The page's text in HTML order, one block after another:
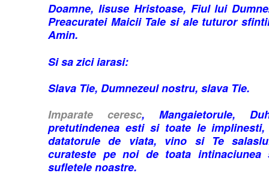
Doamne, Iisuse Hristoase, Fiul lui
Preacuratei Maicii Tale si ale tuturor
Amin.
Si sa zici iarasi:
Slava Tie, Dumnezeul nostru, slava Tie.
Imparate ceresc, Mangaietorule,
pretutindenea esti si toate le
datatorule de viata, vino si Te
curateste pe noi de toata intinaciunea
sufletele noastre.